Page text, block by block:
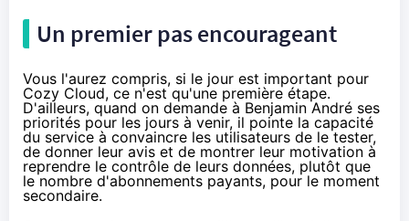
Un premier pas encourageant
Vous l'aurez compris, si le jour est important pour
Cozy Cloud, ce n'est qu'une première étape.
D'ailleurs, quand on demande à Benjamin André ses
priorités pour les jours à venir, il pointe la capacité
du service à convaincre les utilisateurs de le tester,
de donner leur avis et de montrer leur motivation à
reprendre le contrôle de leurs données, plutôt que
le nombre d'abonnements payants, pour le moment
secondaire.